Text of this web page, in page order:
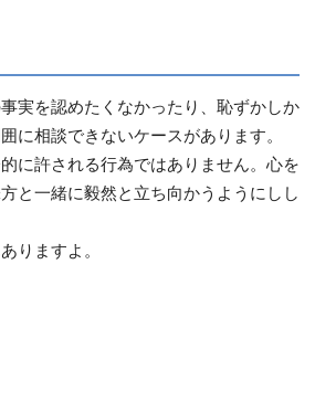
実を認めたくなかったり、恥ずかしか
に相談できないケースがあります。
に許される行為ではありません。心を
と一緒に毅然と立ち向かうようにしし
りますよ。